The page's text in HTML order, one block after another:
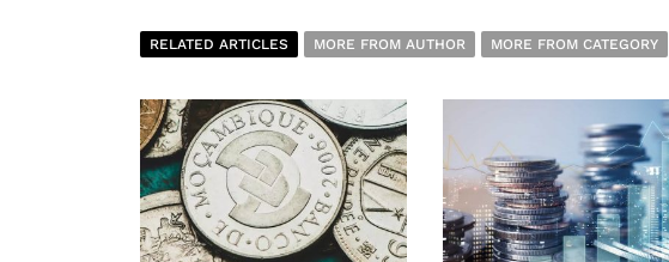
RELATED ARTICLES MORE FROM AUTHOR MORE FROM CATEGORY